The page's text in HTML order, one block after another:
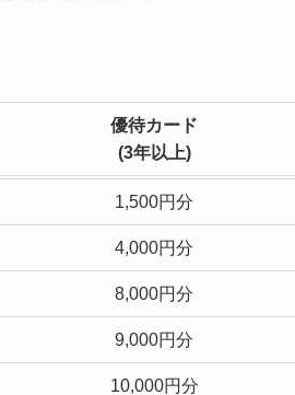
優待カード
(3年以上)
1,500円分
4,000円分
8,000円分
9,000円分
10,000円分